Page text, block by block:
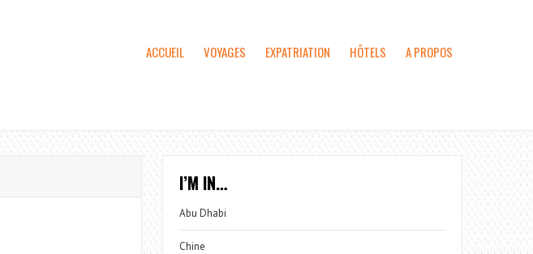
ACCUEIL VOYAGES EXPATRIATION HÔTELS A PROPOS
I’M IN…
Abu Dhabi
Chine